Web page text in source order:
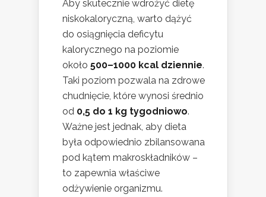
Aby skutecznie wdrożyć dietę
niskokaloryczną, warto dążyć
do osiągnięcia deficytu
kalorycznego na poziomie
około 500–1000 kcal dziennie.
Taki poziom pozwala na zdrowe
chudnięcie, które wynosi średnio
od 0,5 do 1 kg tygodniowo.
Ważne jest jednak, aby dieta
była odpowiednio zbilansowana
pod kątem makroskładników –
to zapewnia właściwe
odżywienie organizmu.